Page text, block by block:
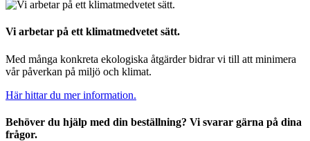
Vi arbetar på ett klimatmedvetet sätt.
Med många konkreta ekologiska åtgärder bidrar vi till att minimera
vår påverkan på miljö och klimat.
Här hittar du mer information.
Behöver du hjälp med din beställning? Vi svarar gärna på dina
frågor.